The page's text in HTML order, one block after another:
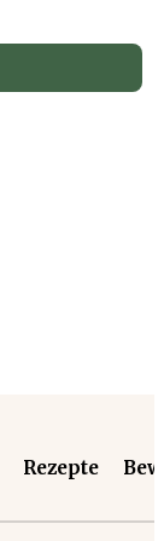
Rezepte